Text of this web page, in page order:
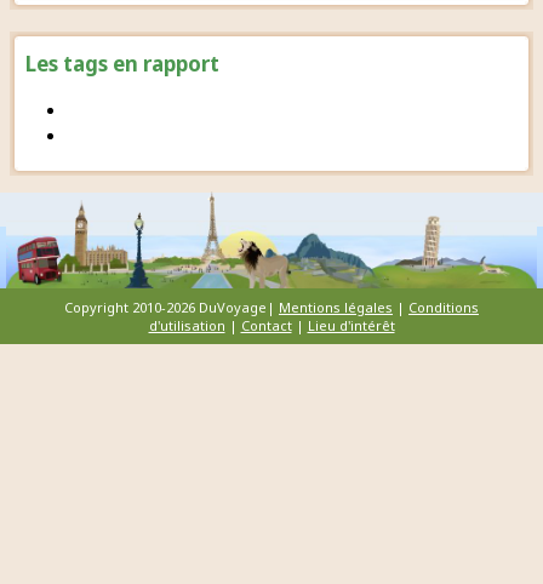
Les tags en rapport
Copyright 2010-2026 DuVoyage| Mentions légales | Conditions
d'utilisation | Contact| Lieu d'intérêt